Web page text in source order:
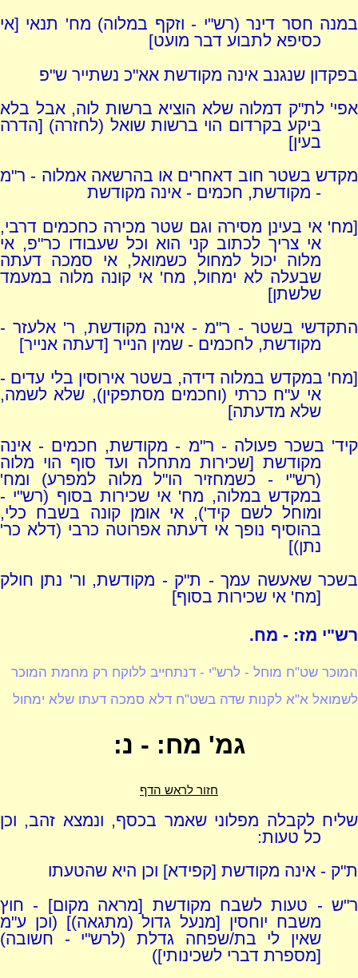
במנה חסר דינר (רש"י - וזקף במלוה) מח' תנאי [אי
כסיפא לתבוע דבר מועט]
בפקדון שנגנב אינה מקודשת אא"כ נשתייר ש"פ
אפי' לת"ק דמלוה שלא הוציא ברשות לוה, אבל בלא
ביקע בקרדום הוי ברשות שואל (לחזרה) [הדרה
בעין]
מקדש בשטר חוב דאחרים או בהרשאה אמלוה - ר"מ
- מקודשת, חכמים - אינה מקודשת
[מח' אי בעינן מסירה וגם שטר מכירה כחכמים דרבי,
אי צריך לכתוב קני הוא וכל שעבודו כר"פ, אי
מלוה יכול למחול כשמואל, אי סמכה דעתה
שבעלה לא ימחול, מח' אי קונה מלוה במעמד
שלשתן]
התקדשי בשטר - ר"מ - אינה מקודשת, ר' אלעזר -
מקודשת, לחכמים - שמין הנייר [דעתה אנייר]
[מח' במקדש במלוה דידה, בשטר אירוסין בלי עדים -
אי ע"ח כרתי (וחכמים מסתפקין), שלא לשמה,
שלא מדעתה]
קיד' בשכר פעולה - ר"מ - מקודשת, חכמים - אינה
מקודשת [שכירות מתחלה ועד סוף הוי מלוה
(רש"י - כשמחזיר הו"ל מלוה למפרע) ומח'
במקדש במלוה, מח' אי שכירות בסוף (רש"י -
ומוחל לשם קיד'), אי אומן קונה בשבח כלי,
בהוסיף נופך אי דעתה אפרוטה כרבי (דלא כר'
נתן)]
בשכר שאעשה עמך - ת"ק - מקודשת, ור' נתן חולק
[מח' אי שכירות בסוף]
רש"י מז: - מח.
המוכר שט"ח מוחל - לרש"י - דנתחייב ללוקח רק מחמת המוכר
לשמואל א"א לקנות שדה בשט"ח דלא סמכה דעתו שלא ימחול
גמ' מח: - נ:
חזור לראש הדף
שליח לקבלה מפלוני שאמר בכסף, ונמצא זהב, וכן
כל טעות:
ת"ק - אינה מקודשת [קפידא] וכן היא שהטעתו
ר"ש - טעות לשבח מקודשת [מראה מקום] - חוץ
משבח יוחסין [מנעל גדול (מתגאה)] (וכן ע"מ
שאין לי בת/שפחה גדלת (לרש"י - חשובה)
[מספרת דברי לשכינותי])